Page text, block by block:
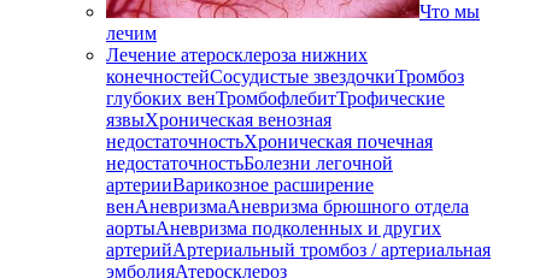
Что мы
лечим
Лечение атеросклероза нижних
конечностейСосудистые звездочкиТромбоз
глубоких венТромбофлебитТрофические
язвыХроническая венозная
недостаточностьХроническая почечная
недостаточностьБолезни легочной
артерииВарикозное расширение
венАневризмаАневризма брюшного отдела
аортыАневризма подколенных и других
артерийАртериальный тромбоз / артериальная
эмболияАтеросклероз